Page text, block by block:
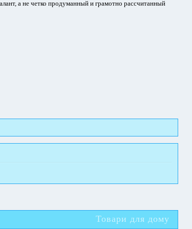
а не четко продуманный и грамотно рассчитанный
Товари для дому